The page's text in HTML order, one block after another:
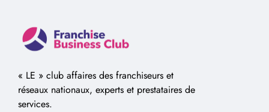
« LE » club affaires des franchiseurs et
réseaux nationaux, experts et prestataires de
services.